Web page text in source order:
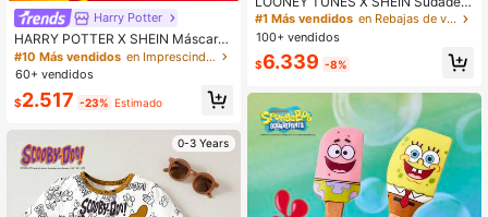
Harry Potter
HARRY POTTER X SHEIN Máscara
de dormir de peluche con bordado d
e Hedwig para el dormitorio, viajes,
olares, vacaciones
#10 Más vendidos
en Imprescindibles para las vacaciones Elementos e
60+ vendidos
$2.517 -23% Estimado
0-3 Years
informal de cuello redondo para beb
é niño con bloques de color, letras y
gráficos de dibujos animados, otoño
#1 Más vendidos
en Rebajas de verano Sudaderas para bebés niños
100+ vendidos
$6.339 -8%